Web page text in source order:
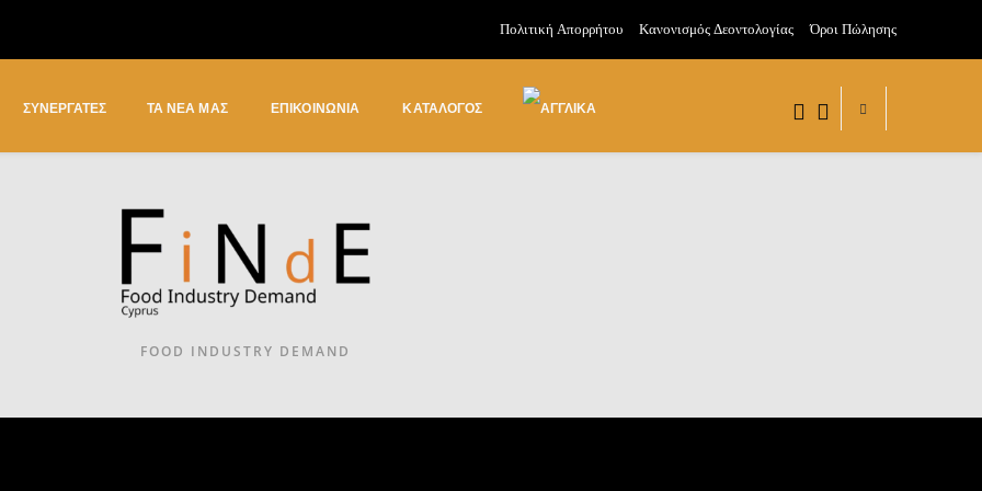
Πολιτική Απορρήτου Κανονισμός Δεοντολογίας Όροι Πώλησης
ΣΥΝΕΡΓΑΤΕΣ ΤΑ ΝΕΑ ΜΑΣ ΕΠΙΚΟΙΝΩΝΙΑ ΚΑΤΆΛΟΓΟΣ
FOOD INDUSTRY DEMAND